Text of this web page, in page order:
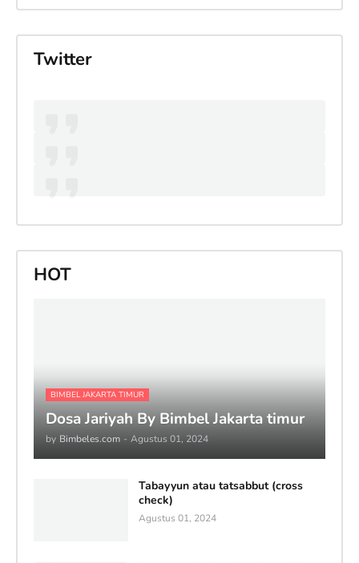
Twitter
HOT
BIMBEL JAKARTA TIMUR
Dosa Jariyah By Bimbel Jakarta timur
by Bimbeles.com - Agustus 01, 2024
Tabayyun atau tatsabbut (cross
check)
Agustus 01, 2024